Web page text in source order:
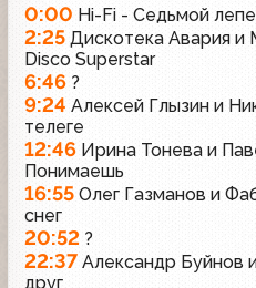
0:00 Hi-Fi - Седьмой
2:25 Дискотека Авария
Disco Superstar
6:46 ?
9:24 Алексей Глызин и
телеге
12:46 Ирина Тонева и
Понимаешь
16:55 Олег Газманов и
снег
20:52 ?
22:37 Александр Буйнов
друг